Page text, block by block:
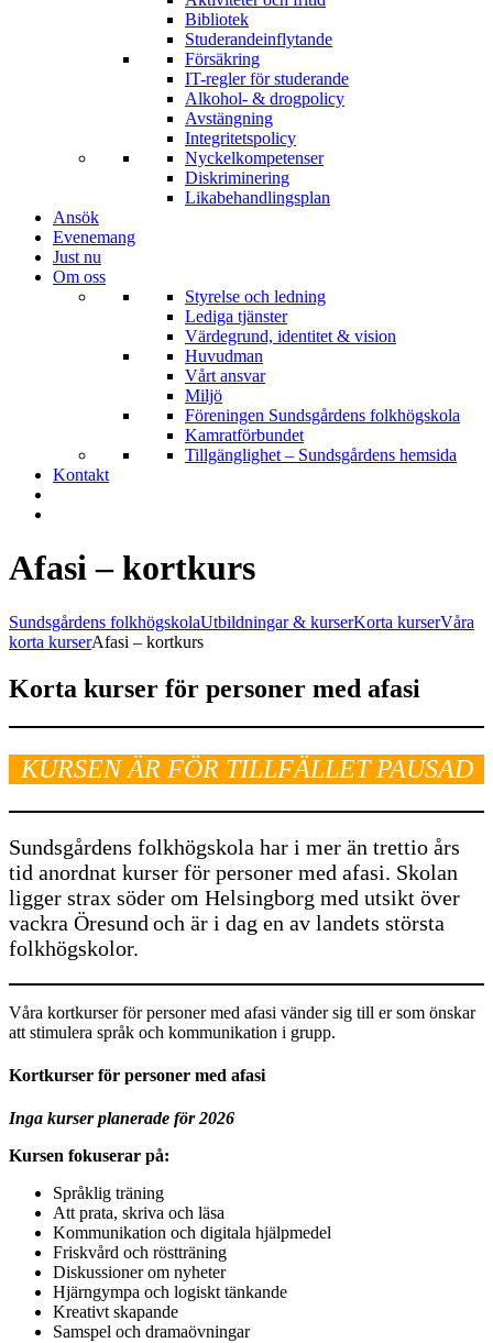
Bibliotek
Studerandeinflytande
Försäkring
IT-regler för studerande
Alkohol- & drogpolicy
Avstängning
Integritetspolicy
Nyckelkompetenser
Diskriminering
Likabehandlingsplan
Ansök
Evenemang
Just nu
Om oss
Styrelse och ledning
Lediga tjänster
Värdegrund, identitet & vision
Huvudman
Vårt ansvar
Miljö
Föreningen Sundsgårdens folkhögskola
Kamratförbundet
Tillgänglighet – Sundsgårdens hemsida
Kontakt
Afasi – kortkurs
Sundsgårdens folkhögskolaUtbildningar & kurserKorta kurserVåra
korta kurserAfasi – kortkurs
Korta kurser för personer med afasi
KURSEN ÄR FÖR TILLFÄLLET PAUSAD
Sundsgårdens folkhögskola har i mer än trettio års
tid anordnat kurser för personer med afasi. Skolan
ligger strax söder om Helsingborg med utsikt över
vackra Öresund och är i dag en av landets största
folkhögskolor.
Våra kortkurser för personer med afasi vänder sig till er som önskar
att stimulera språk och kommunikation i grupp.
Kortkurser för personer med afasi
Inga kurser planerade för 2026
Kursen fokuserar på:
Språklig träning
Att prata, skriva och läsa
Kommunikation och digitala hjälpmedel
Friskvård och röstträning
Diskussioner om nyheter
Hjärngympa och logiskt tänkande
Kreativt skapande
Samspel och dramaövningar